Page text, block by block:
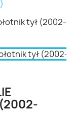
(2002-